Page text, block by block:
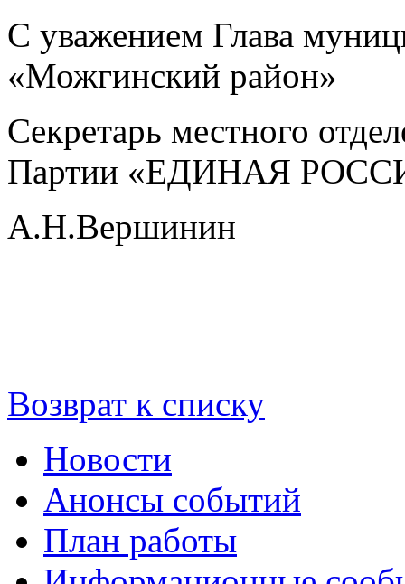
С уважением Глава
«Можгинский район»
Секретарь местного
Партии «ЕДИНАЯ
А.Н.Вершинин
Возврат к списку
Новости
Анонсы событий
План работы